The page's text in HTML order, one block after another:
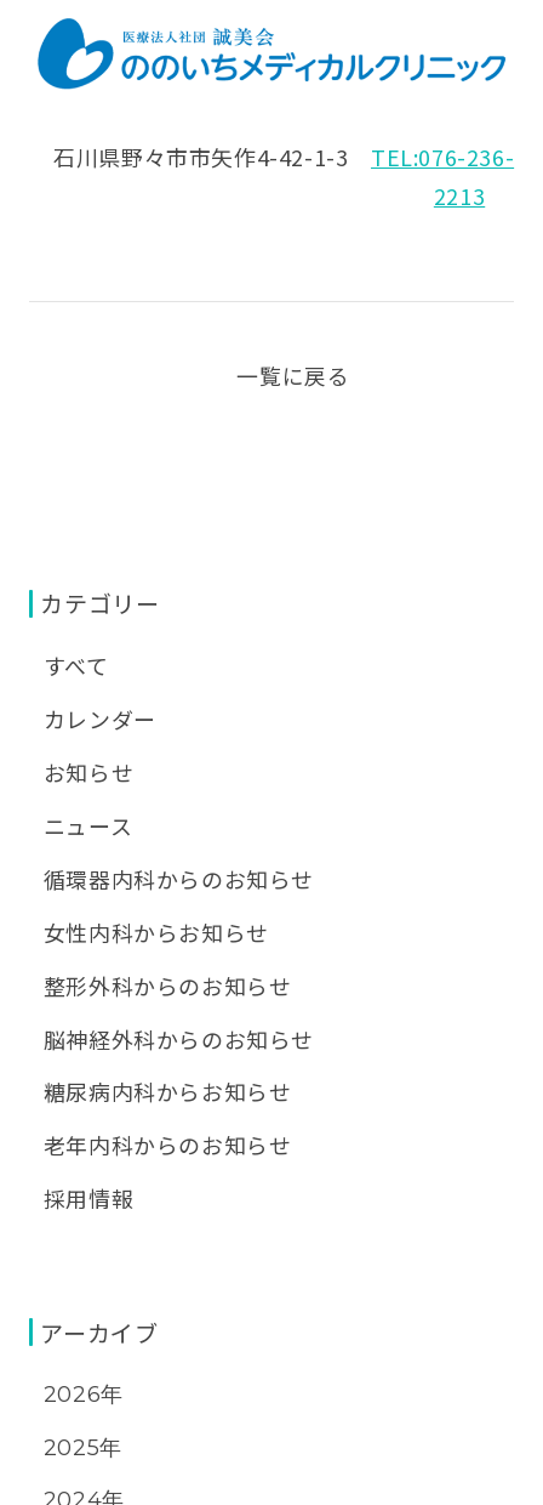
石川県野々市市矢作4-42-1-3 TEL:076-236-
2213
一覧に戻る
カテゴリー
すべて
カレンダー
お知らせ
ニュース
循環器内科からのお知らせ
女性内科からお知らせ
整形外科からのお知らせ
脳神経外科からのお知らせ
糖尿病内科からお知らせ
老年内科からのお知らせ
採用情報
アーカイブ
2026年
2025年